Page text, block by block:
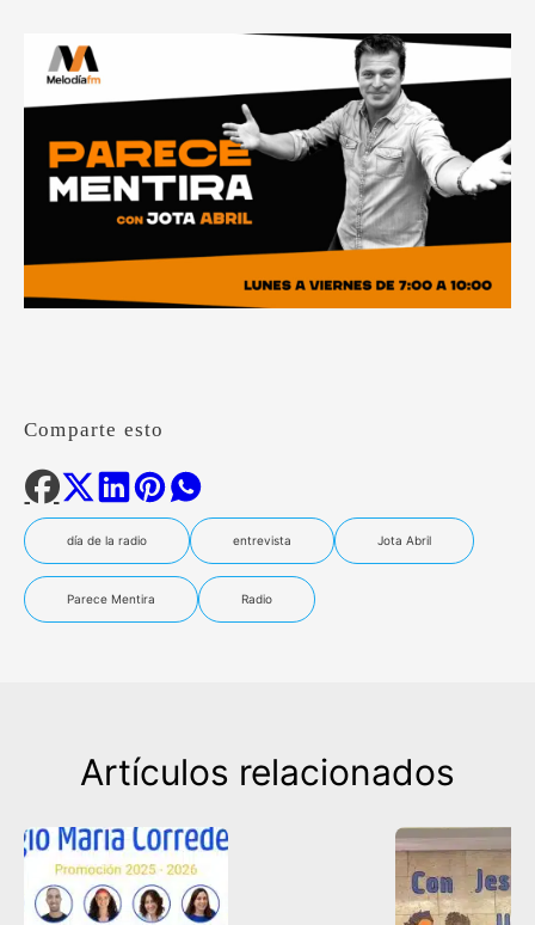
Comparte esto
día de la radio entrevista Jota Abril
Parece Mentira Radio
Artículos relacionados